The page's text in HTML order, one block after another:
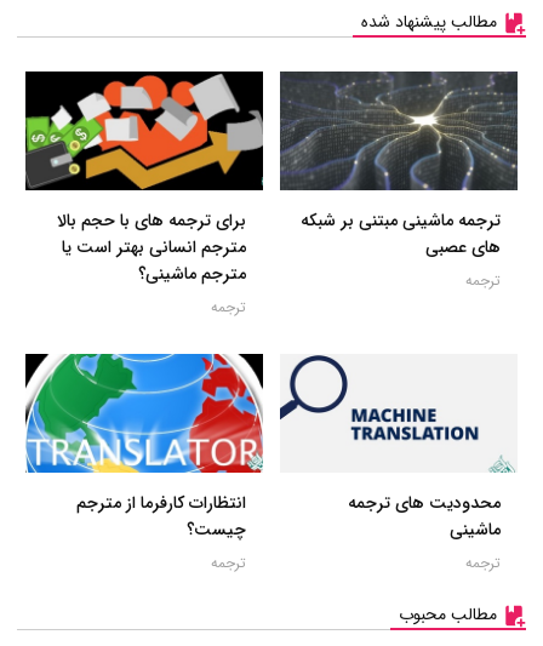
مطالب پیشنهاد شده
ترجمه ماشینی مبتنی بر شبکه
های عصبی
ترجمه
برای ترجمه های با حجم بالا
مترجم انسانی بهتر است یا
مترجم ماشینی؟
ترجمه
محدودیت های ترجمه
ماشینی
ترجمه
انتظارات کارفرما از مترجم
چیست؟
ترجمه
مطالب محبوب